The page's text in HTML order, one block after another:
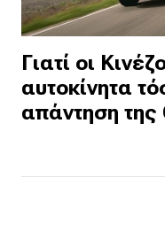
Γιατί οι
αυτοκίνητα
απάντηση της